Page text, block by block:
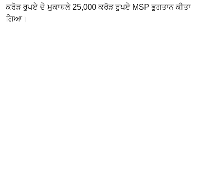
ਕਰੋੜ ਰੁਪਏ ਦੇ ਮੁਕਾਬਲੇ 25,000 ਕਰੋੜ ਰੁਪਏ MSP ਭੁਗਤਾਨ ਕੀਤਾ
ਗਿਆ।